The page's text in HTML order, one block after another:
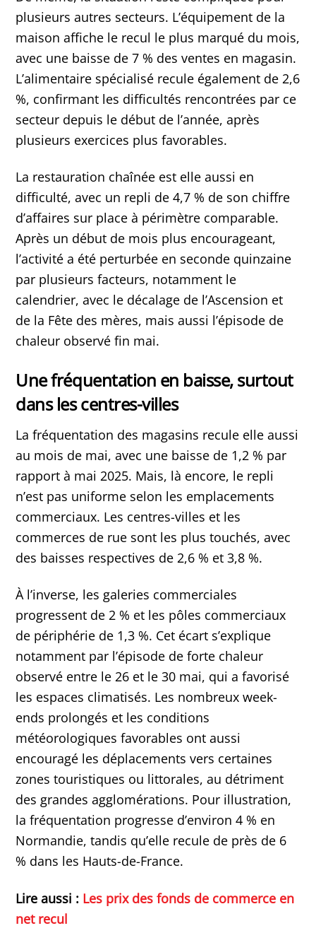
plusieurs autres secteurs. L’équipement de la
maison affiche le recul le plus marqué du mois,
avec une baisse de 7 % des ventes en magasin.
L’alimentaire spécialisé recule également de 2,6
%, confirmant les difficultés rencontrées par ce
secteur depuis le début de l’année, après
plusieurs exercices plus favorables.
La restauration chaînée est elle aussi en
difficulté, avec un repli de 4,7 % de son chiffre
d’affaires sur place à périmètre comparable.
Après un début de mois plus encourageant,
l’activité a été perturbée en seconde quinzaine
par plusieurs facteurs, notamment le
calendrier, avec le décalage de l’Ascension et
de la Fête des mères, mais aussi l’épisode de
chaleur observé fin mai.
Une fréquentation en baisse, surtout
dans les centres-villes
La fréquentation des magasins recule elle aussi
au mois de mai, avec une baisse de 1,2 % par
rapport à mai 2025. Mais, là encore, le repli
n’est pas uniforme selon les emplacements
commerciaux. Les centres-villes et les
commerces de rue sont les plus touchés, avec
des baisses respectives de 2,6 % et 3,8 %.
À l’inverse, les galeries commerciales
progressent de 2 % et les pôles commerciaux
de périphérie de 1,3 %. Cet écart s’explique
notamment par l’épisode de forte chaleur
observé entre le 26 et le 30 mai, qui a favorisé
les espaces climatisés. Les nombreux week-
ends prolongés et les conditions
météorologiques favorables ont aussi
encouragé les déplacements vers certaines
zones touristiques ou littorales, au détriment
des grandes agglomérations. Pour illustration,
la fréquentation progresse d’environ 4 % en
Normandie, tandis qu’elle recule de près de 6
% dans les Hauts-de-France.
Lire aussi : Les prix des fonds de commerce en
net recul